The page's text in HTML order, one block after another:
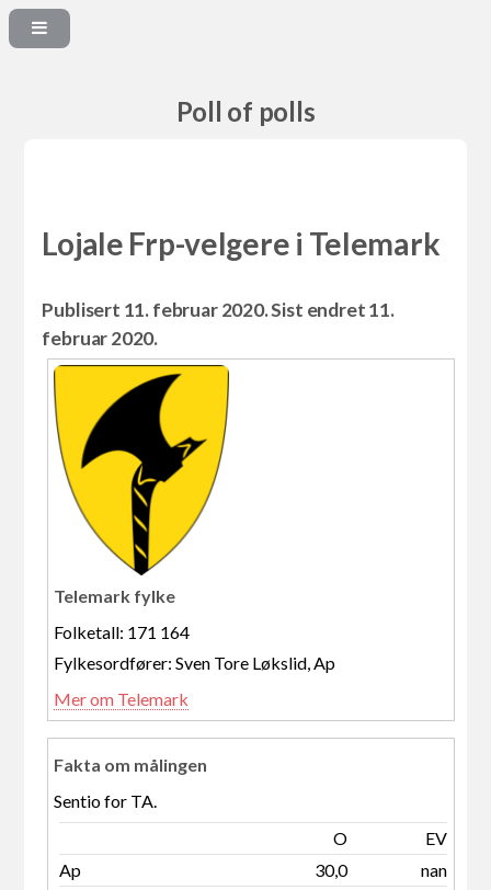
Poll of polls
Lojale Frp-velgere i Telemark
Publisert 11. februar 2020. Sist endret 11.
februar 2020.
Telemark fylke
Folketall: 171 164
Fylkesordfører: Sven Tore Løkslid, Ap
Mer om Telemark
Fakta om målingen
Sentio for TA.
O
EV
Ap
30,0
nan